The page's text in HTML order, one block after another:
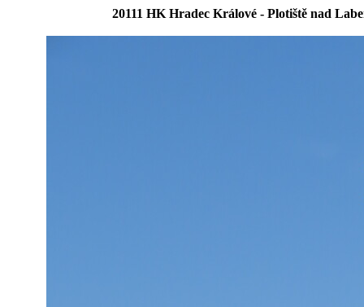
20111 HK Hradec Králové - Plotiště nad